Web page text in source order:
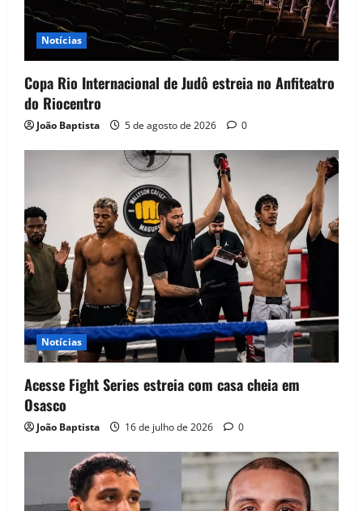
Notícias
Copa Rio Internacional de Judô estreia no Anfiteatro
do Riocentro
João Baptista 5 de agosto de 2026 0
Notícias
Acesse Fight Series estreia com casa cheia em
Osasco
João Baptista 16 de julho de 2026 0